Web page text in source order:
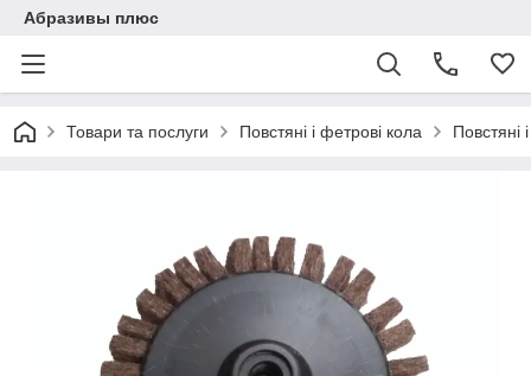
Абразивы плюс
Товари та послуги Повстяні і фетрові кола